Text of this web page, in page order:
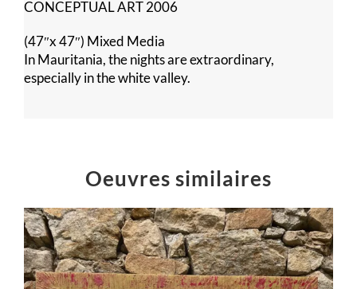
CONCEPTUAL ART 2006
(47″x 47″) Mixed Media
In Mauritania, the nights are extraordinary,
especially in the white valley.
Oeuvres similaires